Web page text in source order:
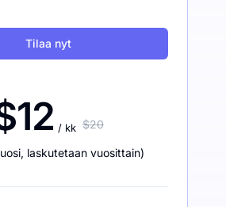
Tilaa nyt
/ kk $20
, laskutetaan vuosittain)